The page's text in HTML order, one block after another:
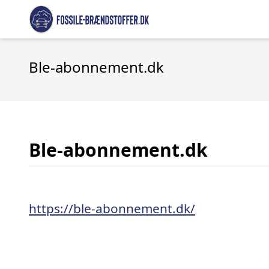
Ble-abonnement.dk
Ble-abonnement.dk
https://ble-abonnement.dk/